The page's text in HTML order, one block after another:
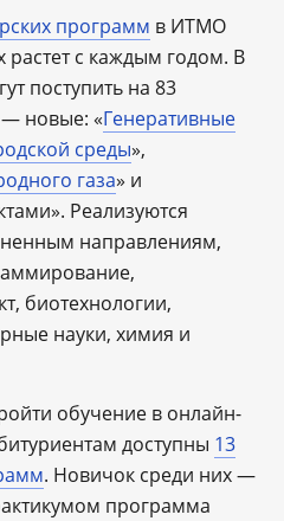
программ в ИТМО
растет с каждым годом. В
поступить на 83
новые: «Генеративные
среды»,
газа» и
Реализуются
направлениям,
биотехнологии,
науки, химия и
обучение в онлайн-
доступны 13
. Новичок среди них ―
программа